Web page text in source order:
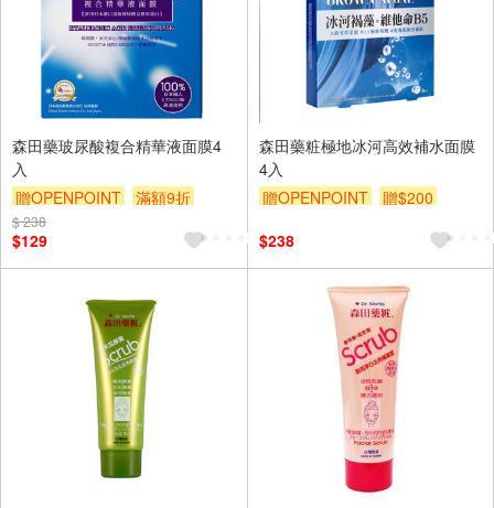
森田藥玻尿酸複合精華液面膜4
入
贈OPENPOINT
滿額9折
贈$200
$ 238
$129
森田藥粧極地冰河高效補水面膜
4入
贈OPENPOINT
贈$200
$238